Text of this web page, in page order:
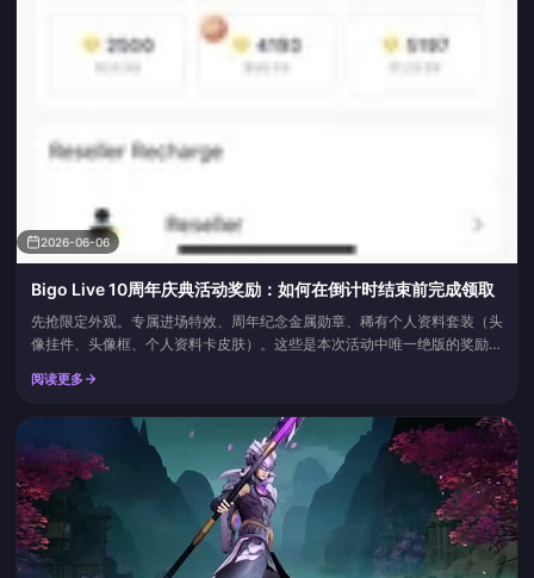
2026-06-06
Bigo Live 10周年庆典活动奖励：如何在倒计时结束前完成领取
先抢限定外观。专属进场特效、周年纪念金属勋章、稀有个人资料套装（头
像挂件、头像框、个人资料卡皮肤）。这些是本次活动中唯一绝版的奖励。
BIGO News Center 的消息，活动时间为 2026 年 4 月 3 日至 4 月 15 日，
绝版。如果你把整...
阅读更多